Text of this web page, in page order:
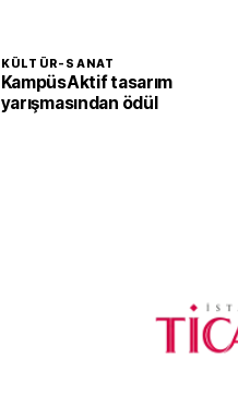
KÜLTÜR-SANAT
KampüsAktif tasarım
yarışmasından ödül